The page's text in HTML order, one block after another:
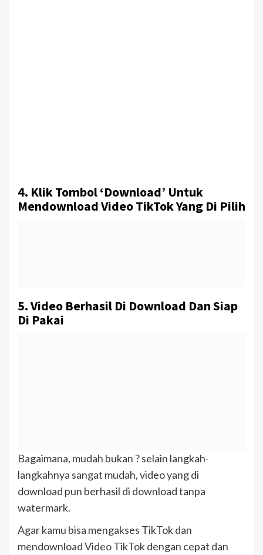
4. Klik Tombol ‘Download’ Untuk
Mendownload Video TikTok Yang Di Pilih
5. Video Berhasil Di Download Dan Siap
Di Pakai
Bagaimana, mudah bukan ? selain langkah-
langkahnya sangat mudah, video yang di
download pun berhasil di download tanpa
watermark.
Agar kamu bisa mengakses TikTok dan
mendownload Video TikTok dengan cepat dan